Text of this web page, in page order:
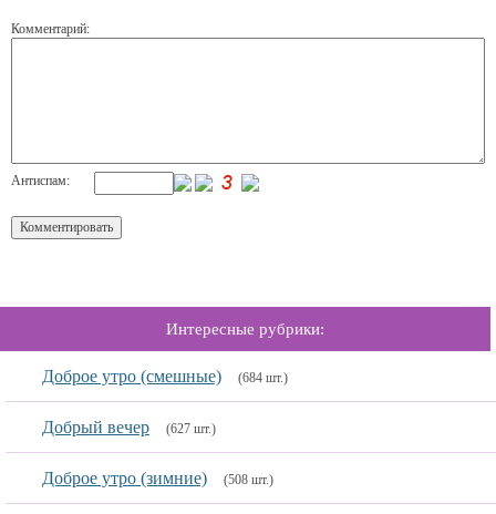
Комментарий:
Антиспам:
Интересные рубрики:
Доброе утро (смешные) (684 шт.)
Добрый вечер (627 шт.)
Доброе утро (зимние) (508 шт.)